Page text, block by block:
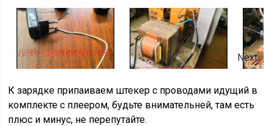
Next
К зарядке припаиваем штекер с проводами идущий в
комплекте с плеером, будьте внимательней, там есть
плюс и минус, не перепутайте.